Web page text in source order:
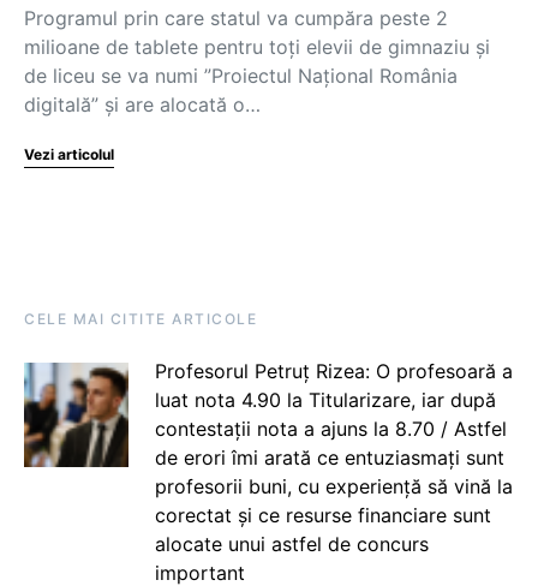
Programul prin care statul va cumpăra peste 2
milioane de tablete pentru toți elevii de gimnaziu și
de liceu se va numi ”Proiectul Național România
digitală” și are alocată o…
Vezi articolul
CELE MAI CITITE ARTICOLE
Profesorul Petruț Rizea: O profesoară a
luat nota 4.90 la Titularizare, iar după
contestații nota a ajuns la 8.70 / Astfel
de erori îmi arată ce entuziasmați sunt
profesorii buni, cu experiență să vină la
corectat și ce resurse financiare sunt
alocate unui astfel de concurs
important